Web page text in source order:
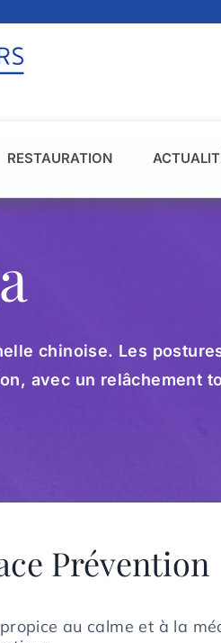
RESTAURATION
chinoise. Les
avec un relâchement
Prévention
au calme et à la